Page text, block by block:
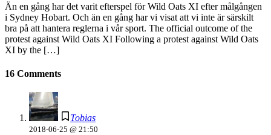
Än en gång har det varit efterspel för Wild Oats XI efter målgången
i Sydney Hobart. Och än en gång har vi visat att vi inte är särskilt
bra på att hantera reglerna i vår sport. The official outcome of the
protest against Wild Oats XI Following a protest against Wild Oats
XI by the […]
16 Comments
Tobias
2018-06-25 @ 21:50